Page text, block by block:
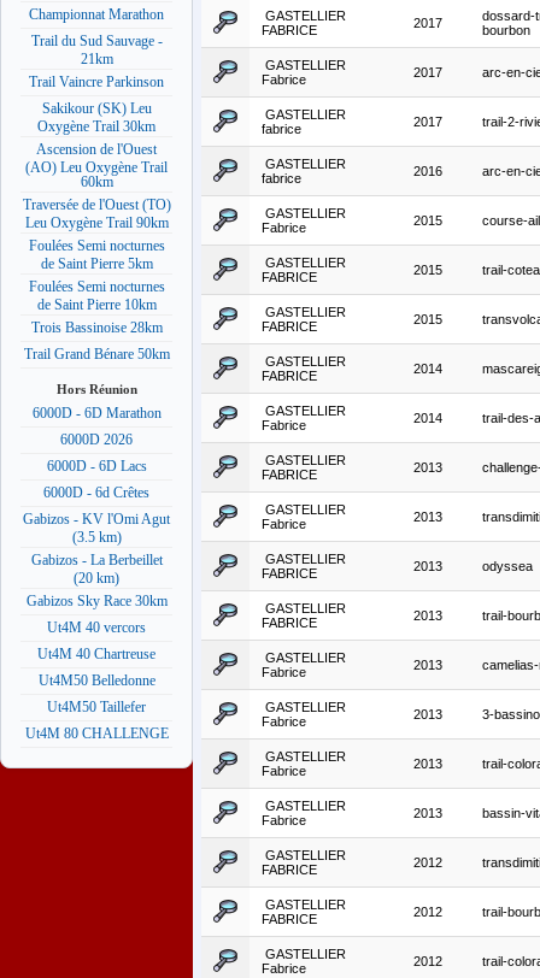
Championnat Marathon
Trail du Sud Sauvage -
21km
Trail Vaincre Parkinson
Sakikour (SK) Leu
Oxygène Trail 30km
Ascension de l'Ouest
(AO) Leu Oxygène Trail
60km
Traversée de l'Ouest (TO)
Leu Oxygène Trail 90km
Foulées Semi nocturnes
de Saint Pierre 5km
Foulées Semi nocturnes
de Saint Pierre 10km
Trois Bassinoise 28km
Trail Grand Bénare 50km
Hors Réunion
6000D - 6D Marathon
6000D 2026
6000D - 6D Lacs
6000D - 6d Crêtes
Gabizos - KV l'Omi Agut
(3.5 km)
Gabizos - La Berbeillet
(20 km)
Gabizos Sky Race 30km
Ut4M 40 vercors
Ut4M 40 Chartreuse
Ut4M50 Belledonne
Ut4M50 Taillefer
Ut4M 80 CHALLENGE
GASTELLIER
FABRICE
2017
dossard-
bourbon
GASTELLIER
Fabrice
2017 arc-en-
GASTELLIER
fabrice
2017 trail-2-
GASTELLIER
fabrice
2016 arc-en-
GASTELLIER
Fabrice
2015 course-ail
GASTELLIER
FABRICE
2015 trail-
GASTELLIER
FABRICE
2015
GASTELLIER
FABRICE
2014
GASTELLIER
Fabrice
2014 trail-des-
GASTELLIER
FABRICE
2013
GASTELLIER
Fabrice
2013
GASTELLIER
FABRICE
2013 odyssea
GASTELLIER
FABRICE
2013 trail-
GASTELLIER
Fabrice
2013
GASTELLIER
Fabrice
2013 3-
GASTELLIER
Fabrice
2013 trail-
GASTELLIER
Fabrice
2013 bassin-
GASTELLIER
FABRICE
2012
GASTELLIER
FABRICE
2012 trail-
GASTELLIER
Fabrice
2012 trail-